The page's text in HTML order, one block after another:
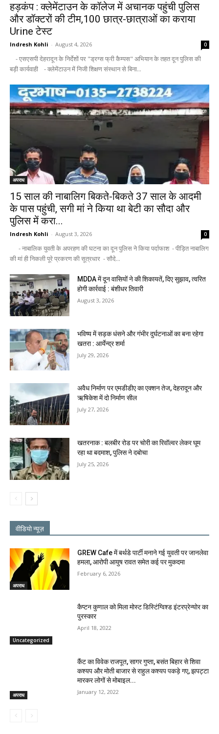
हड़कंप : क्लेमेंटाउन के कॉलेज में अचानक पहुंची पुलिस
और डॉक्टरों की टीम,100 छात्र-छात्राओं का कराया
Urine टेस्ट
Indresh Kohli - August 4, 2026 0
- एसएसपी देहरादून के निर्देशों पर "ड्रग्स फ्री कैम्पस" अभियान के तहत दून पुलिस की
बड़ी कार्यवाही - क्लेमेंटाउन में निजी शिक्षण संस्थान से बिना...
अपराध
15 साल की नाबालिग बिकते-बिकते 37 साल के आदमी
के पास पहुंची, सगी मां ने किया था बेटी का सौदा और
पुलिस में करा...
Indresh Kohli - August 3, 2026 0
- नाबालिक युवती के अपरहण की घटना का दून पुलिस ने किया पर्दाफाश - पीड़ित नाबालिग
की मां ही निकली पूरे प्रकरण की सूत्रधार - सौदे...
MDDA में दून वासियों ने की शिकायतें, दिए सुझाव, त्वरित
होगी कार्रवाई : बंशीधर तिवारी
August 3, 2026
भविष्य में सड़क धंसने और गंभीर दुर्घटनाओं का बना रहेगा
खतरा : आर्येन्द्र शर्मा
July 29, 2026
अवैध निर्माण पर एमडीडीए का एक्शन तेज, देहरादून और
ऋषिकेश में दो निर्माण सील
July 27, 2026
खतरनाक : बलबीर रोड पर चोरी का रिवॉल्वर लेकर घूम
रहा था बदमाश, पुलिस ने दबोचा
July 25, 2026
वीडियो न्यूज़
अपराध
GREW Cafe में बर्थडे पार्टी मनाने गई युवती पर जानलेवा
हमला, आरोपी आयुष रावत समेत कई पर मुकदमा
February 6, 2026
Uncategorized
कैप्टन कुणाल को मिला मोस्ट डिस्टिंग्विश्ड इंटरप्रेन्योर का
पुरस्कार
April 18, 2022
अपराध
कैंट का विवेक राजपूत, सागर गुप्ता, बसंत बिहार से शिवा
कश्यप और मोती बाजार से राहुल कश्यप पकड़े गए, झपट्टा
मारकर लोगों से मोबाइल...
January 12, 2022